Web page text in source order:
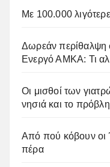
Με 100.000
Δωρεάν περίθαλψη
Ενεργό ΑΜΚΑ: Τι
Οι μισθοί των
νησιά και το
Από πού κόβουν οι
πέρα